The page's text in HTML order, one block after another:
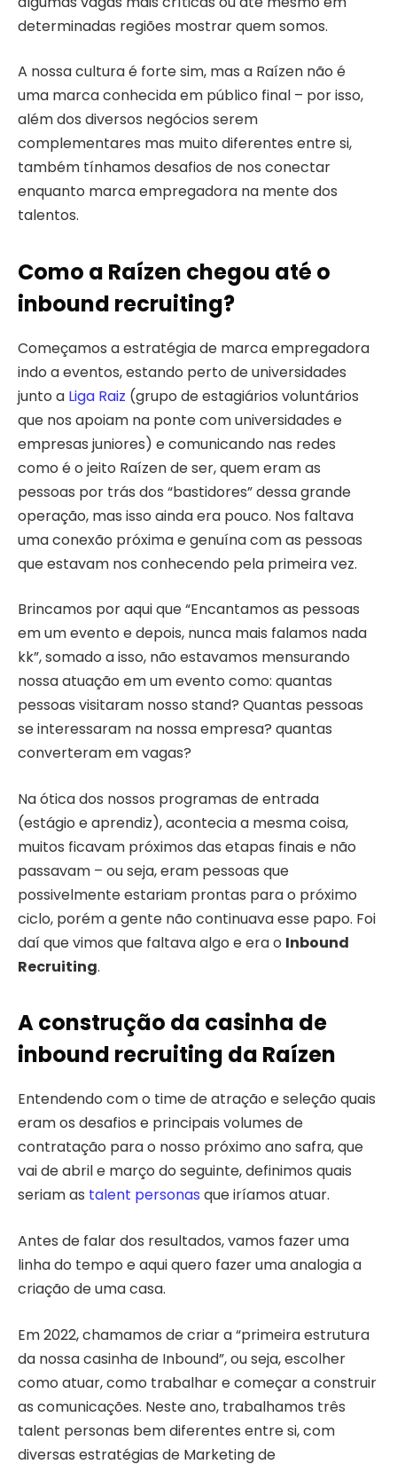
determinadas regiões mostrar quem somos.
A nossa cultura é forte sim, mas a Raízen não é
uma marca conhecida em público final – por isso,
além dos diversos negócios serem
complementares mas muito diferentes entre si,
também tínhamos desafios de nos conectar
enquanto marca empregadora na mente dos
talentos.
Como a Raízen chegou até o
inbound recruiting?
Começamos a estratégia de marca empregadora
indo a eventos, estando perto de universidades
junto a Liga Raiz (grupo de estagiários voluntários
que nos apoiam na ponte com universidades e
empresas juniores) e comunicando nas redes
como é o jeito Raízen de ser, quem eram as
pessoas por trás dos “bastidores” dessa grande
operação, mas isso ainda era pouco. Nos faltava
uma conexão próxima e genuína com as pessoas
que estavam nos conhecendo pela primeira vez.
Brincamos por aqui que “Encantamos as pessoas
em um evento e depois, nunca mais falamos nada
kk”, somado a isso, não estavamos mensurando
nossa atuação em um evento como: quantas
pessoas visitaram nosso stand? Quantas pessoas
se interessaram na nossa empresa? quantas
converteram em vagas?
Na ótica dos nossos programas de entrada
(estágio e aprendiz), acontecia a mesma coisa,
muitos ficavam próximos das etapas finais e não
passavam – ou seja, eram pessoas que
possivelmente estariam prontas para o próximo
ciclo, porém a gente não continuava esse papo. Foi
daí que vimos que faltava algo e era o Inbound
Recruiting.
A construção da casinha de
inbound recruiting da Raízen
Entendendo com o time de atração e seleção quais
eram os desafios e principais volumes de
contratação para o nosso próximo ano safra, que
vai de abril e março do seguinte, definimos quais
seriam as talent personas que iríamos atuar.
Antes de falar dos resultados, vamos fazer uma
linha do tempo e aqui quero fazer uma analogia a
criação de uma casa.
Em 2022, chamamos de criar a “primeira estrutura
da nossa casinha de Inbound”, ou seja, escolher
como atuar, como trabalhar e começar a construir
as comunicações. Neste ano, trabalhamos três
talent personas bem diferentes entre si, com
diversas estratégias de Marketing de